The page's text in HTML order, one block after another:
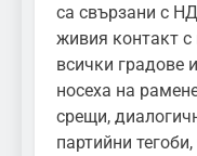
са свързани с
живия контакт с
всички градове
носеха на
срещи,
партийни